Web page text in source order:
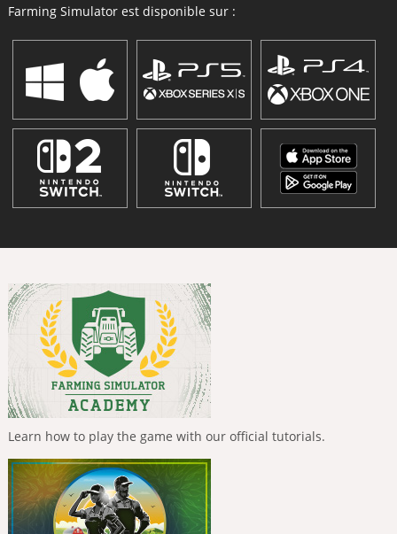
Farming Simulator est disponible sur :
Learn how to play the game with our official tutorials.